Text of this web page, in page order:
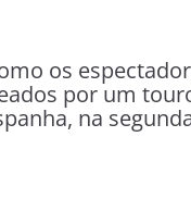
os
por um
na